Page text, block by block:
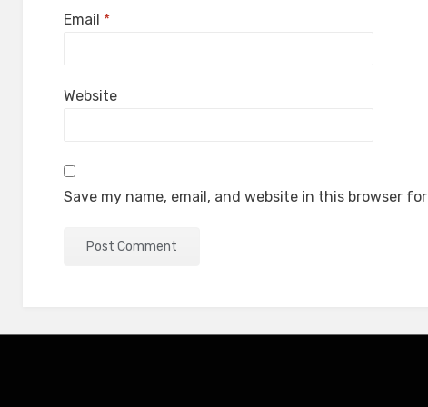
Email *
Website
Save my name, email, and website in this browser